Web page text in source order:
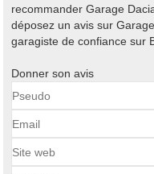
recommander Garage
déposez un avis sur
garagiste de confiance sur
Donner son avis